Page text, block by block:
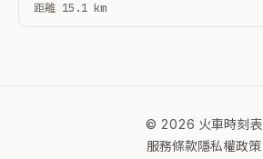
距離 15.1 km
© 2026 火車時刻表
服務條款隱私權政策